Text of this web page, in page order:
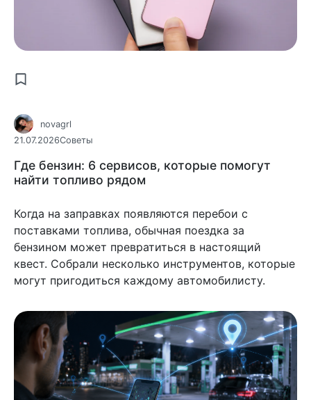
novagrl
21.07.2026Советы
Где бензин: 6 сервисов, которые помогут
найти топливо рядом
Когда на заправках появляются перебои с
поставками топлива, обычная поездка за
бензином может превратиться в настоящий
квест. Собрали несколько инструментов, которые
могут пригодиться каждому автомобилисту.